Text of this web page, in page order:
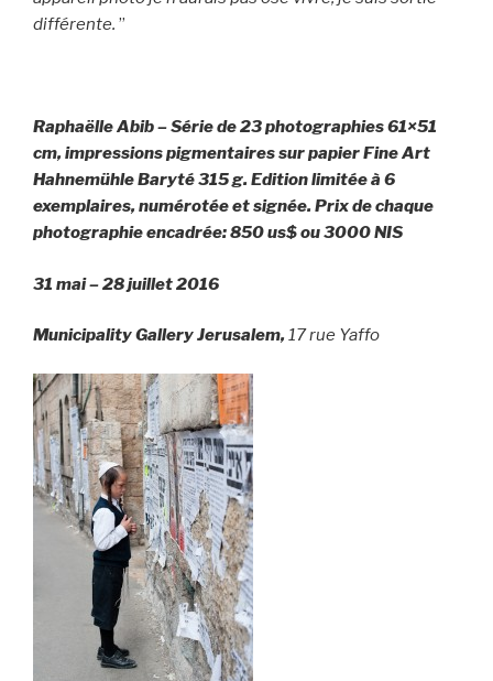
différente. ”
Raphaëlle Abib – Série de 23 photographies 61×51
cm, impressions pigmentairessur papier Fine Art
Hahnemühle Baryté 315 g. Edition limitée à 6
exemplaires, numérotée et signée. Prix de chaque
photographie encadrée: 850 us$ ou 3000 NIS
31 mai – 28 juillet 2016
Municipality Gallery Jerusalem,17 rue Yaffo